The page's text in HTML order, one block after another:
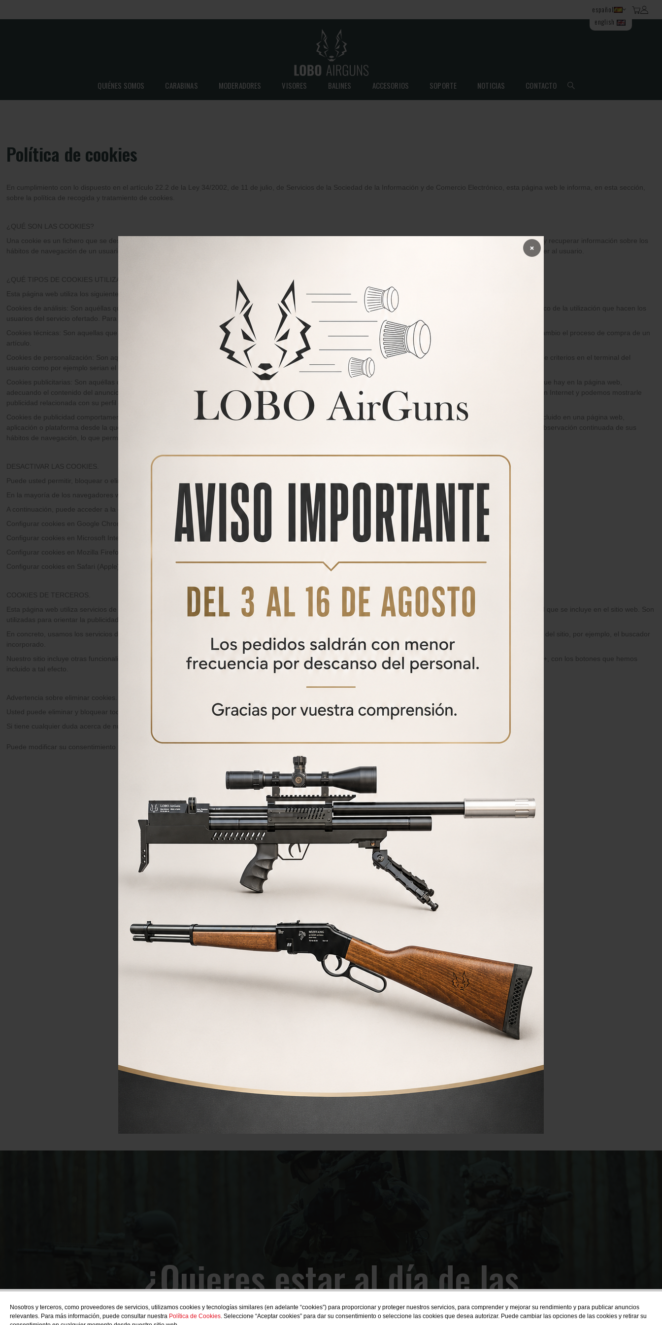
×
español
english
QUIÉNES SOMOS CARABINAS MODERADORES VISORES BALINES ACCESORIOS SOPORTE NOTICIAS CONTACTO
Política de cookies
En cumplimiento con lo dispuesto en el artículo 22.2 de la Ley 34/2002, de 11 de julio, de Servicios de la Sociedad de la Información y de Comercio Electrónico, esta página web le informa, en esta sección,
sobre la política de recogida y tratamiento de cookies.
¿QUÉ SON LAS COOKIES?
Una cookie es un fichero que se descarga en su ordenador al acceder a determinadas páginas web. Las cookies permiten a una página web, entre otras cosas, almacenar y recuperar información sobre los
hábitos de navegación de un usuario o de su equipo y, dependiendo de la información que contengan y de la forma en que utilice su equipo, pueden utilizarse para reconocer al usuario.
¿QUÉ TIPOS DE COOKIES UTILIZA ESTA PÁGINA WEB?
Esta página web utiliza los siguientes tipos de cookies:
Cookies de análisis: Son aquéllas que bien tratadas por nosotros o por terceros, nos permiten cuantificar el número de usuarios y así realizar la medición y análisis estadístico de la utilización que hacen los
usuarios del servicio ofertado. Para ello se analiza su navegación en nuestra página web con el fin de mejorar la oferta de productos o servicios que le ofrecemos.
Cookies técnicas: Son aquellas que permiten al usuario la navegación a través del área restringida y la utilización de sus diferentes funciones, como, por ejemplo, llevar a cambio el proceso de compra de un
artículo.
Cookies de personalización: Son aquellas que permiten al usuario acceder al servicio con algunas características de carácter general predefinidas en función de una serie de criterios en el terminal del
usuario como por ejemplo serian el idioma o el tipo de navegador a través del cual se conecta al servicio.
Cookies publicitarias: Son aquéllas que, bien tratadas por esta web o por terceros, permiten gestionar de la forma más eficaz posible la oferta de los espacios publicitarios que hay en la página web,
adecuando el contenido del anuncio al contenido del servicio solicitado o al uso que realice de nuestra página web. Para ello podemos analizar sus hábitos de navegación en Internet y podemos mostrarle
publicidad relacionada con su perfil de navegación.
Cookies de publicidad comportamental: Son aquellas que permiten la gestión, de la forma más eficaz posible, de los espacios publicitarios que, en su caso, el editor haya incluido en una página web,
aplicación o plataforma desde la que presta el servicio solicitado. Este tipo de cookies almacenan información del comportamiento de los visitantes obtenida a través de la observación continuada de sus
hábitos de navegación, lo que permite desarrollar un perfil específico para mostrar avisos publicitarios en función del mismo.
DESACTIVAR LAS COOKIES.
Puede usted permitir, bloquear o eliminar las cookies instaladas en su equipo mediante la configuración de las opciones del navegador instalado en su ordenador.
En la mayoría de los navegadores web se ofrece la posibilidad de permitir, bloquear o eliminar las cookies instaladas en su equipo.
A continuación, puede acceder a la configuración de los navegadores webs más frecuentes para aceptar, instalar o desactivar las cookies:
Configurar cookies en Google Chrome
Configurar cookies en Microsoft Internet Explorer
Configurar cookies en Mozilla Firefox
Configurar cookies en Safari (Apple)
COOKIES DE TERCEROS.
Esta página web utiliza servicios de terceros para recopilar información con fines estadísticos y de uso de la web. Se usan cookies de DoubleClick para mejorar la publicidad que se incluye en el sitio web. Son
utilizadas para orientar la publicidad según el contenido que es relevante para un usuario, mejorando así la calidad de experiencia en el uso del mismo.
En concreto, usamos los servicios de Google Adsense y de Google Analytics para nuestras estadísticas y publicidad. Algunas cookies son esenciales para el funcionamiento del sitio, por ejemplo, el buscador
incorporado.
Nuestro sitio incluye otras funcionalidades proporcionadas por terceros. Usted puede fácilmente compartir el contenido en redes sociales como Facebook, Twitter o Google +, con los botones que hemos
incluido a tal efecto.
Advertencia sobre eliminar cookies.
Usted puede eliminar y bloquear todas las cookies de este sitio, pero parte del sitio no funcionará o la calidad de la página web puede verse afectada.
Si tiene cualquier duda acerca de nuestra política de cookies, puede contactar con esta página web a través de nuestros canales de Contacto.
Puede modificar su consentimiento haciendo click
¿Quieres estar al día de las
novedades?
Nosotros y terceros, como proveedores de servicios, utilizamos cookies y tecnologías similares (en adelante “cookies”) para proporcionar y proteger nuestros servicios, para comprender y mejorar su rendimiento y para publicar anuncios
relevantes. Para más información, puede consultar nuestra Política de Cookies. Seleccione “Aceptar cookies” para dar su consentimiento o seleccione las cookies que desea autorizar. Puede cambiar las opciones de las cookies y retirar su